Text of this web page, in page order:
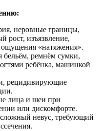
неровные границы,
рост, изъязвление,
ощущения «натяжения».
бельём, ремнём сумки,
ребёнка, машинкой
рецидивирующие
лица и шеи при
или дискомфорте.
невус, требующий